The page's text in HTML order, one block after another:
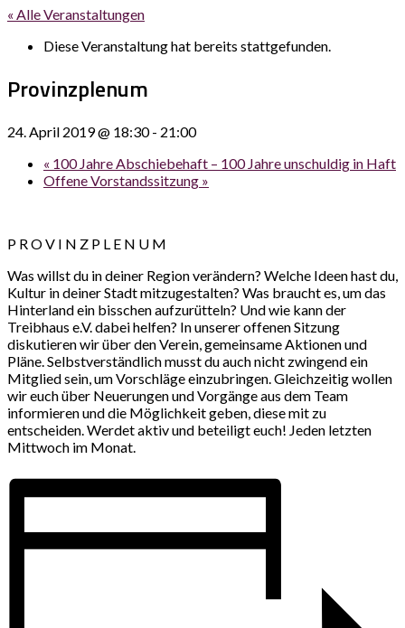
« Alle Veranstaltungen
Diese Veranstaltung hat bereits stattgefunden.
Provinzplenum
24. April 2019 @ 18:30- 21:00
« 100 Jahre Abschiebehaft – 100 Jahre unschuldig in Haft
Offene Vorstandssitzung »
P R O V I N Z P L E N U M
Was willst du in deiner Region verändern? Welche Ideen hast du,
Kultur in deiner Stadt mitzugestalten? Was braucht es, um das
Hinterland ein bisschen aufzurütteln? Und wie kann der
Treibhaus e.V. dabei helfen? In unserer offenen Sitzung
diskutieren wir über den Verein, gemeinsame Aktionen und
Pläne. Selbstverständlich musst du auch nicht zwingend ein
Mitglied sein, um Vorschläge einzubringen. Gleichzeitig wollen
wir euch über Neuerungen und Vorgänge aus dem Team
informieren und die Möglichkeit geben, diese mit zu
entscheiden. Werdet aktiv und beteiligt euch! Jeden letzten
Mittwoch im Monat.